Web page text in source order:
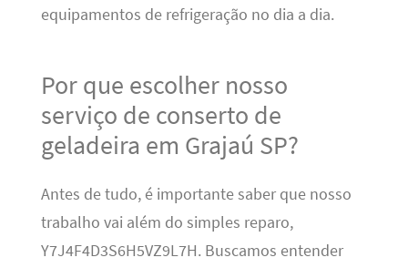
equipamentos de refrigeração no dia a dia.
Por que escolher nosso
serviço de conserto de
geladeira em Grajaú SP?
Antes de tudo, é importante saber que nosso
trabalho vai além do simples reparo,
Y7J4F4D3S6H5VZ9L7H. Buscamos entender